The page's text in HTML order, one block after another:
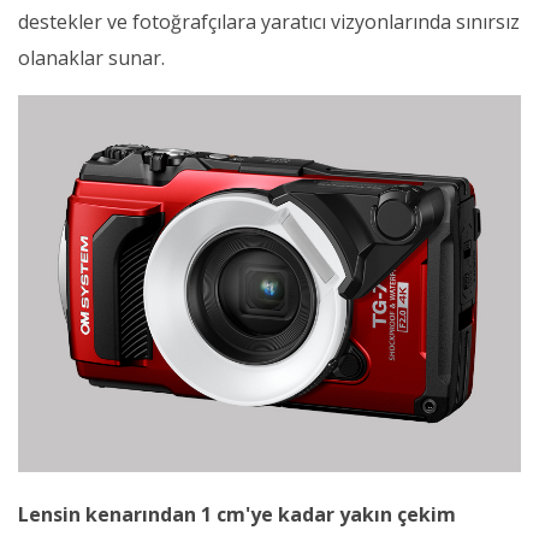
destekler ve fotoğrafçılara yaratıcı vizyonlarında sınırsız
olanaklar sunar.
Lensin kenarından 1 cm'ye kadar yakın çekim